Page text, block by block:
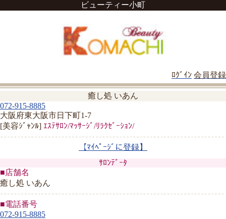
ビューティー小町
ﾛｸﾞｲﾝ 会員登録
癒し処 いあん
072-915-8885
大阪府東大阪市日下町1-7
[美容ｼﾞｬﾝﾙ] ｴｽﾃｻﾛﾝ/ﾏｯｻｰｼﾞ/ﾘﾗｸｾﾞｰｼｮﾝ/
【ﾏｲﾍﾟｰｼﾞに登録】
ｻﾛﾝﾃﾞｰﾀ
■店舗名
癒し処 いあん
■電話番号
072-915-8885